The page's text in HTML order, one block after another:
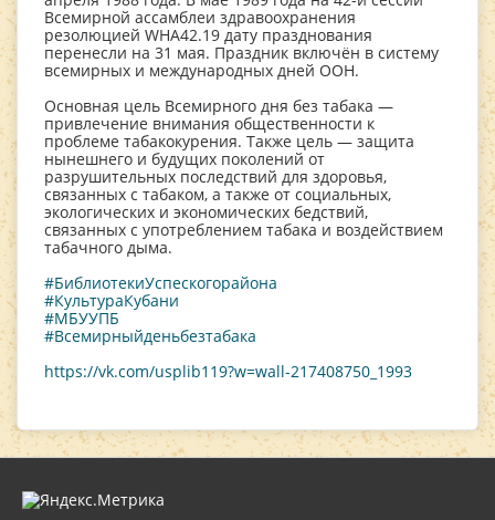
Всемирной ассамблеи здравоохранения
резолюцией WHA42.19 дату празднования
перенесли на 31 мая. Праздник включён в систему
всемирных и международных дней ООН.
Основная цель Всемирного дня без табака —
привлечение внимания общественности к
проблеме табакокурения. Также цель — защита
нынешнего и будущих поколений от
разрушительных последствий для здоровья,
связанных с табаком, а также от социальных,
экологических и экономических бедствий,
связанных с употреблением табака и воздействием
табачного дыма.
#БиблиотекиУспескогорайона
#КультураКубани
#МБУУПБ
#Всемирныйденьбезтабака
https://vk.com/usplib119?w=wall-217408750_1993